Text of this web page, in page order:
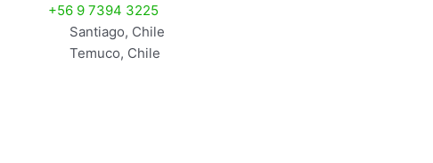
+56 9 7394 3225
Santiago, Chile
Temuco, Chile